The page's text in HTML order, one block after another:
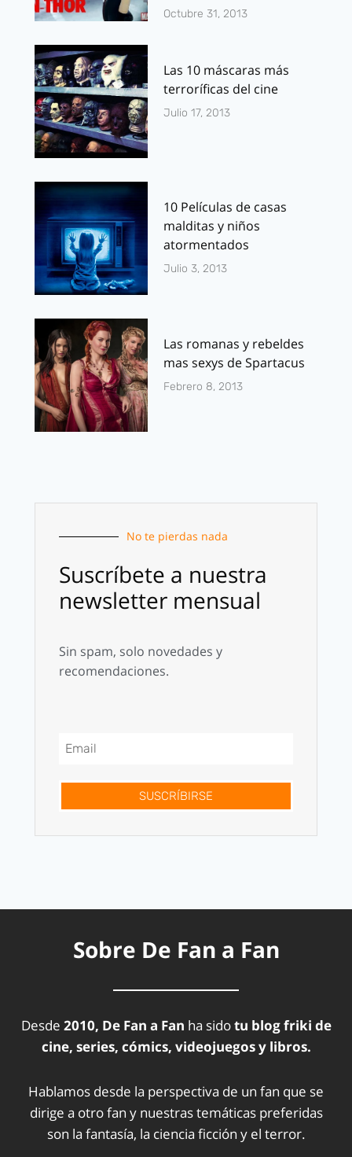
Octubre 31, 2013
Las 10 máscaras más
terroríficas del cine
Julio 17, 2013
10 Películas de casas
malditas y niños
atormentados
Julio 3, 2013
Las romanas y rebeldes
mas sexys de Spartacus
Febrero 8, 2013
No te pierdas nada
Suscríbete a nuestra
newsletter mensual
Sin spam, solo novedades y
recomendaciones.
SUSCRÍBIRSE
Sobre De Fan a Fan
Desde 2010, De Fan a Fan ha sidotu blog friki de
cine, series, cómics, videojuegos y libros.
Hablamos desde la perspectiva de un fan que se
dirige a otro fan y nuestras temáticas preferidas
son la fantasía, la ciencia ficción y el terror.